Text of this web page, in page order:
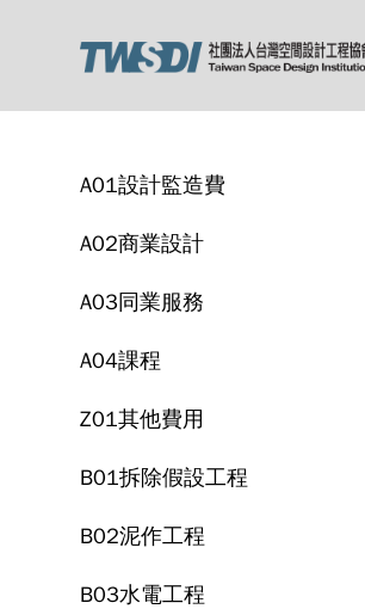
A01設計監造費
A02商業設計
A03同業服務
A04課程
Z01其他費用
B01拆除假設工程
B02泥作工程
B03水電工程